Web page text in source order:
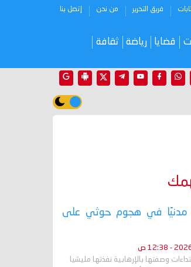
فريق التحرير من نحن إتصل بنا
قضايا رياضة ثقافة
عاجل / إصابة 11 مدنيًا في هجوم حوثي على
وصفتها بالإرهابية نفذتها مليشيا